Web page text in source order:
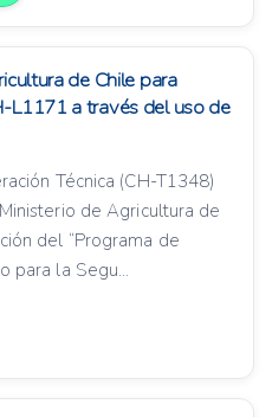
de Chile para
L1171 a través del uso de
Técnica (CH-T1348)
de Agricultura de
del “Programa de
para la Segu...